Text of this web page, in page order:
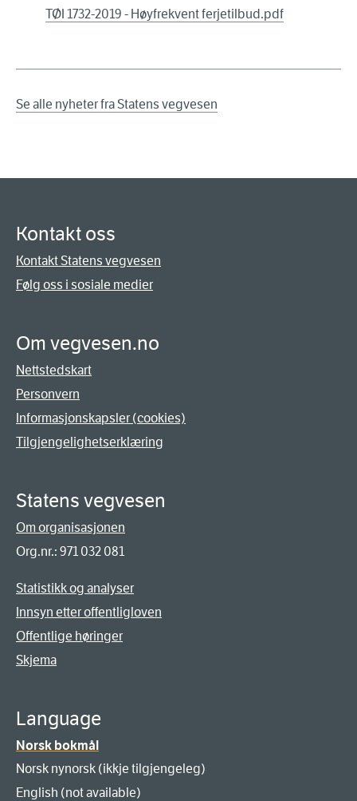
TØI 1732-2019 - Høyfrekvent ferjetilbud.pdf
Se alle nyheter fra Statens vegvesen
Kontakt oss
Kontakt Statens vegvesen
Følg oss i sosiale medier
Om vegvesen.no
Nettstedskart
Personvern
Informasjonskapsler (cookies)
Tilgjengelighetserklæring
Statens vegvesen
Om organisasjonen
Org.nr.: 971 032 081
Statistikk og analyser
Innsyn etter offentligloven
Offentlige høringer
Skjema
Language
Norsk bokmål
Norsk nynorsk (ikkje tilgjengeleg)
English (not available)